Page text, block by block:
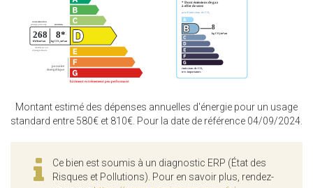
Montant estimé des dépenses annuelles d'énergie pour un usage
standard entre 580€ et 810€. Pour la date de référence 04/09/2024.
Ce bien est soumis à un diagnostic ERP (État des
Risques et Pollutions). Pour en savoir plus, rendez-